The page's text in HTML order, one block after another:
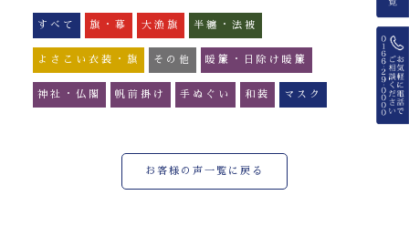
すべて 旗・幕 大漁旗 半纏・法被
よさこい衣装・旗 その他 暖簾・日除け暖簾
神社・仏閣 帆前掛け 手ぬぐい 和装 マスク
お客様の声一覧に戻る